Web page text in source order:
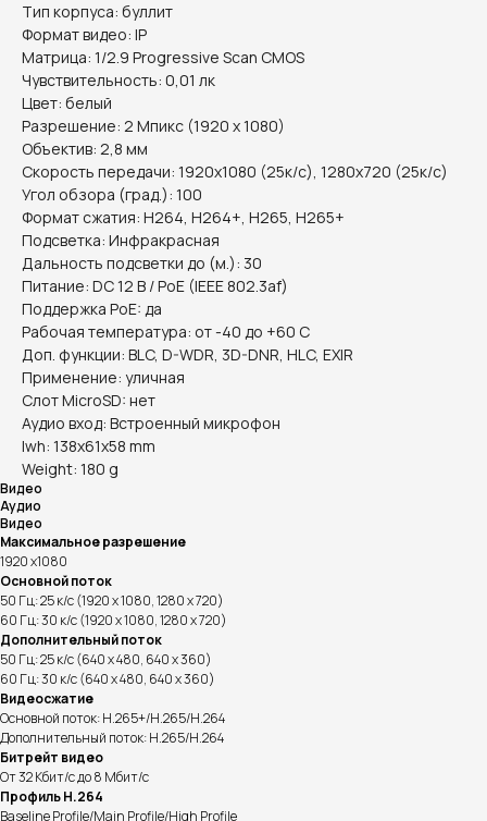
Тип корпуса: буллит
Формат видео: IP
Матрица: 1/2.9 Progressive Scan CMOS
Чувствительность: 0,01 лк
Цвет: белый
Разрешение: 2 Мпикс (1920 х 1080)
Объектив: 2,8 мм
Скорость передачи: 1920x1080 (25к/с), 1280x720 (25к/с)
Угол обзора (град.): 100
Формат сжатия: H264, H264+, H265, H265+
Подсветка: Инфракрасная
Дальность подсветки до (м.): 30
Питание: DC 12 В / PoE (IEEE 802.3af)
Поддержка PoE: да
Рабочая температура: от -40 до +60 С
Доп. функции: BLC, D-WDR, 3D-DNR, HLC, EXIR
Применение: уличная
Слот MicroSD: нет
Аудио вход: Встроенный микрофон
lwh: 138x61x58 mm
Weight: 180 g
Видео
Аудио
Видео
Максимальное разрешение
1920 x1080
Основной поток
50 Гц: 25 к/с (1920 x 1080, 1280 x 720)
60 Гц: 30 к/с (1920 x 1080, 1280 x 720)
Дополнительный поток
50 Гц: 25 к/с (640 x 480, 640 x 360)
60 Гц: 30 к/с (640 x 480, 640 x 360)
Видеосжатие
Основной поток: H.265+/H.265/H.264
Дополнительный поток: H.265/H.264
Битрейт видео
От 32 Кбит/с до 8 Мбит/с
Профиль H.264
Baseline Profile/Main Profile/High Profile